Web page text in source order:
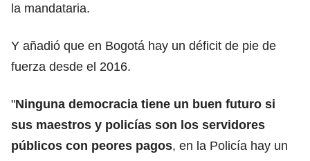
la mandataria.
Y añadió que en Bogotá hay un déficit de pie de
fuerza desde el 2016.
"Ninguna democracia tiene un buen futuro si
sus maestros y policías son los servidores
públicos con peores pagos, en la Policía hay un